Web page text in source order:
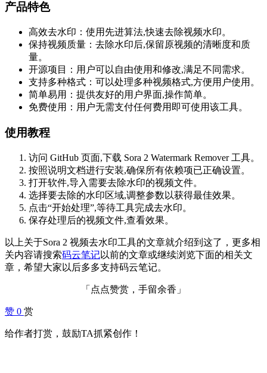
产品特色
高效去水印：使用先进算法,快速去除视频水印。
保持视频质量：去除水印后,保留原视频的清晰度和质
量。
开源项目：用户可以自由使用和修改,满足不同需求。
支持多种格式：可以处理多种视频格式,方便用户使用。
简单易用：提供友好的用户界面,操作简单。
免费使用：用户无需支付任何费用即可使用该工具。
使用教程
访问 GitHub 页面,下载 Sora 2 Watermark Remover 工具。
按照说明文档进行安装,确保所有依赖项已正确设置。
打开软件,导入需要去除水印的视频文件。
选择要去除的水印区域,调整参数以获得最佳效果。
点击“开始处理”,等待工具完成去水印。
保存处理后的视频文件,查看效果。
以上关于Sora 2 视频去水印工具的文章就介绍到这了，更多相
关内容请搜索码云笔记以前的文章或继续浏览下面的相关文
章，希望大家以后多多支持码云笔记。
「点点赞赏，手留余香」
赞 0 赏
给作者打赏，鼓励TA抓紧创作！